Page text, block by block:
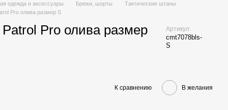
одежда и аксессуары Брюки, шорты
Тактические штаны
Pro олива размер S
Pro олива размер
Артикул
cmt7078bls-
S
К сравнению В желания